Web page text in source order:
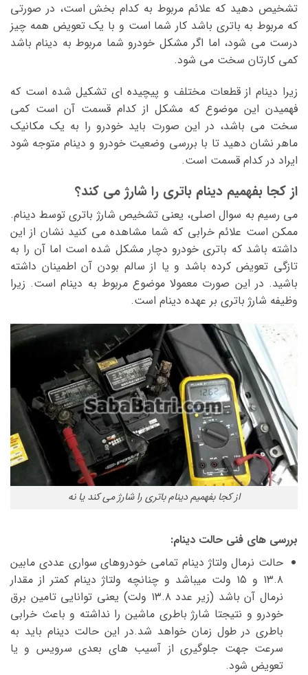
تشخیص دهید که علائم مربوط به کدام بخش است، در صورتی
که مربوط به باتری باشد کار شما است و با یک تعویض همه چیز
درست می شود، اما اگر مشکل خودرو شما مربوط به دینام باشد
کمی کارتان سخت می شود.
زیرا دینام از قطعات مختلف و پیچیده ای تشکیل شده است که
فهمیدن این موضوع که مشکل از کدام قسمت آن است کمی
سخت می باشد، در این صورت باید خودرو را به یک مکانیک
ماهر نشان دهید تا با بررسی وضعیت خودرو و دینام متوجه شود
ایراد در کدام قسمت است.
از کجا بفهمیم دینام باتری را شارژ می کند؟
می رسیم به سوال اصلی، یعنی تشخیص شارژ باتری توسط دینام.
ممکن است علائم خرابی که شما مشاهده می کنید نشان از این
داشته باشد که باتری خودرو دچار مشکل شده است اما آن را به
تازگی تعویض کرده باشد و یا از سالم بودن آن اطمینان داشته
باشید. در این صورت معمولا موضوع مربوط به دینام است. زیرا
وظیفه شارژ باتری بر عهده دینام است.
از کجا بفهمیم دینام باتری را شارژ می کند یا نه
بررسی های فنی حالت دینام:
حالت نرمال ولتاژ دینام تمامی خودروهای سواری عددی مابین
۱۳.۸ و ۱۵ ولت میباشد و چنانچه ولتاژ دینام کمتر از مقدار
نرمال آن باشد (زیر عدد ۱۳.۸ ولت) یعنی توانایی تامین برق
خودرو و نتیجتا شارژ باطری ماشین را نداشته و باعث خرابی
باطری در طول زمان خواهد شد.در این حالت دینام باید به
سرعت جهت جلوگیری از آسیب های بعدی سرویس و یا
تعویض شود.